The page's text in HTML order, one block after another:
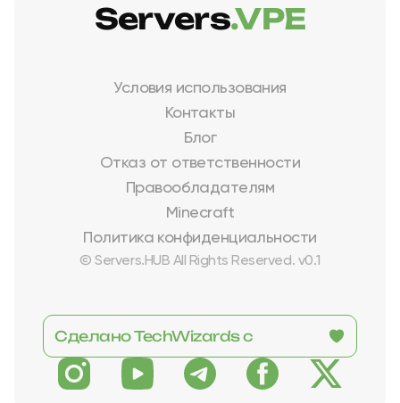
Условия использования
Контакты
Блог
Отказ от ответственности
Правообладателям
Minecraft
Политика конфиденциальности
© Servers.HUB All Rights Reserved. v0.1
Servers.VPE
Сделано TechWizards с